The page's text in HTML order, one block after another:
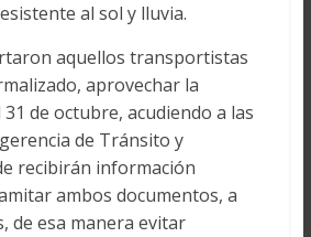
al sol y lluvia.
aquellos transportistas
aprovechar la
de octubre, acudiendo a las
de Tránsito y
recibirán información
ambos documentos, a
de esa manera evitar